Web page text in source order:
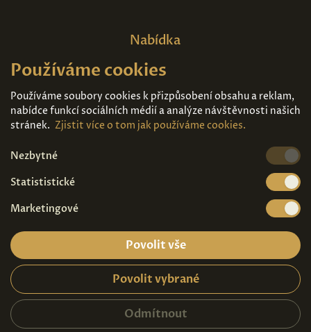
Nabídka
Domů
Expozice
Kontakt
Díla k prodeji
Vstupenky
2026© Copyright - Art Palace Prague s.r.o.
Ochrana osobních údajů|Návštěvní řád
Používáme cookies
Používáme soubory cookies k přizpůsobení obsahu a reklam,
nabídce funkcí sociálních médií a analýze návštěvnosti našich
stránek. Zjistit více o tom jak používáme cookies.
Nezbytné
Statististické
Marketingové
Povolit vše
Povolit vybrané
Odmítnout